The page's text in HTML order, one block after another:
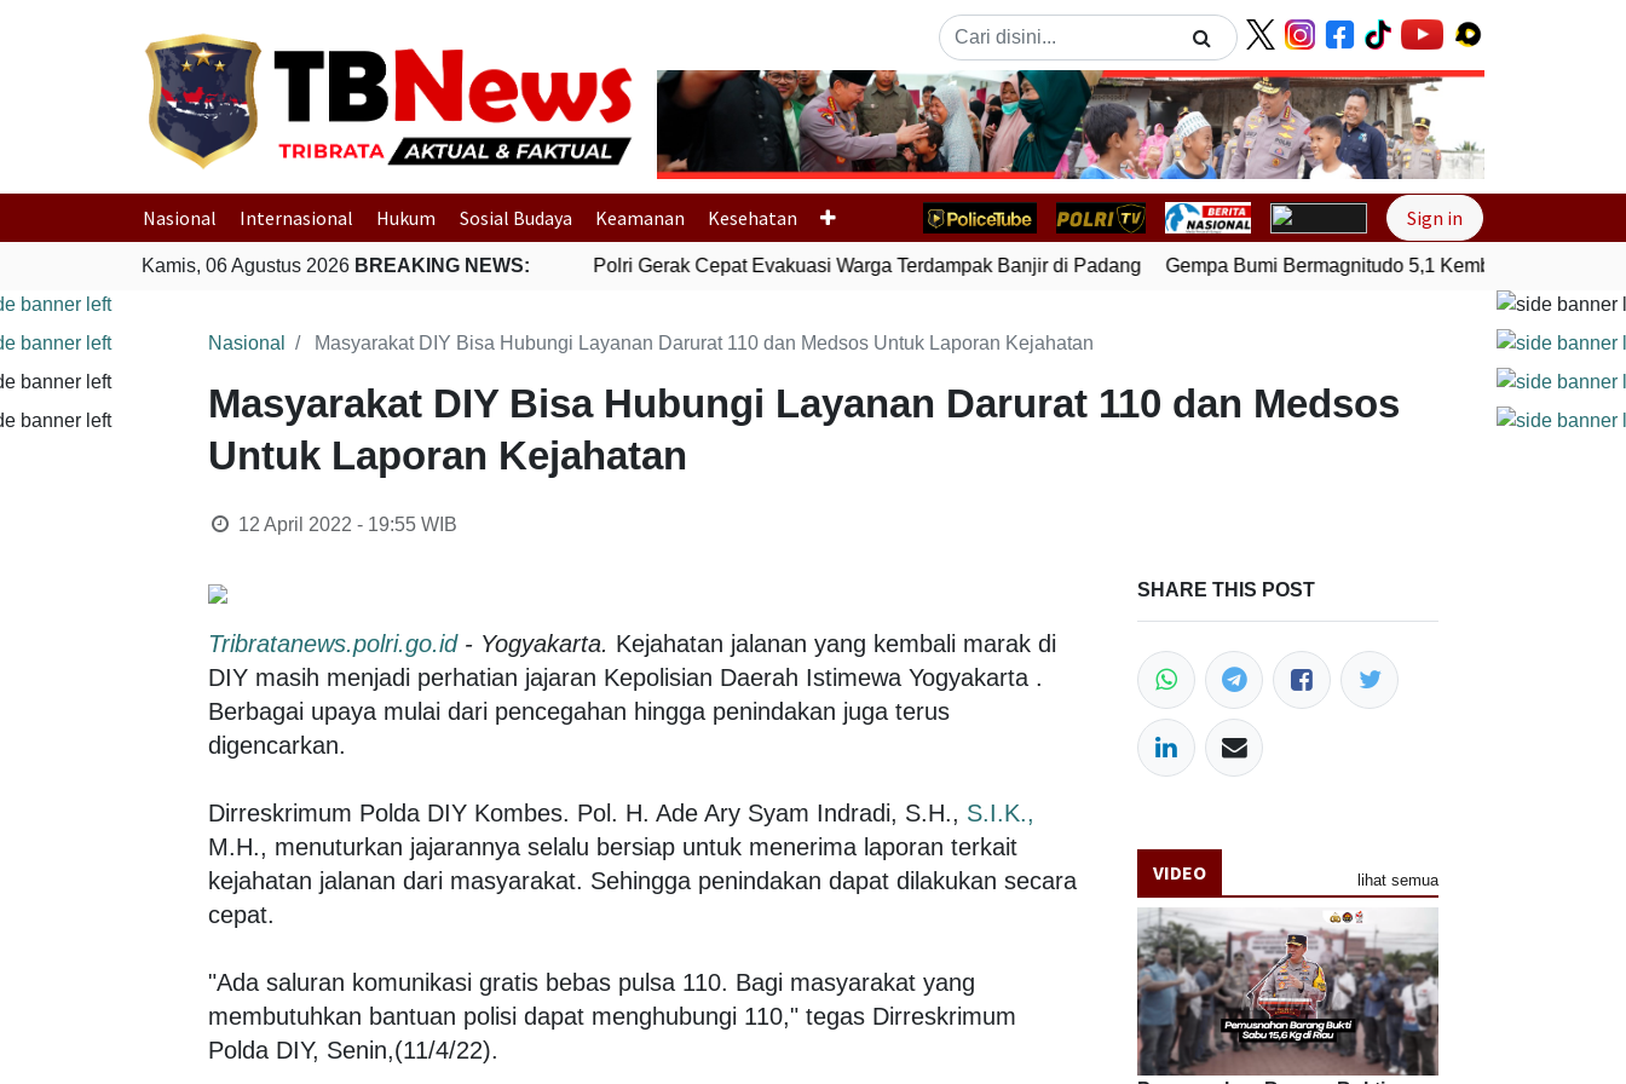
Previous Next
Nasional Internasional Hukum Sosial Budaya Keamanan Kesehatan Sign in
Kamis, 06 Agustus 2026 BREAKING NEWS: Polri Gerak Cepat Evakuasi Warga Terdampak Banjir di Padang Gempa Bumi Bermagnitudo 5,1 Kembali Guncang
Nasional Masyarakat DIY Bisa Hubungi Layanan Darurat 110 dan Medsos Untuk Laporan Kejahatan
Masyarakat DIY Bisa Hubungi Layanan Darurat 110 dan Medsos
Untuk Laporan Kejahatan
12 April 2022 - 19:55WIB
Tribratanews.polri.go.id- Yogyakarta. Kejahatan jalanan yang kembali marak di
DIY masih menjadi perhatian jajaran Kepolisian Daerah Istimewa Yogyakarta .
Berbagai upaya mulai dari pencegahan hingga penindakan juga terus
digencarkan.
Dirreskrimum Polda DIY Kombes. Pol. H. Ade Ary Syam Indradi, S.H., S.I.K.,
M.H., menuturkan jajarannya selalu bersiap untuk menerima laporan terkait
kejahatan jalanan dari masyarakat. Sehingga penindakan dapat dilakukan secara
cepat.
"Ada saluran komunikasi gratis bebas pulsa 110. Bagi masyarakat yang
membutuhkan bantuan polisi dapat menghubungi 110," tegas Dirreskrimum
Polda DIY, Senin,(11/4/22).
SHARE THIS POST
VIDEO lihat semua